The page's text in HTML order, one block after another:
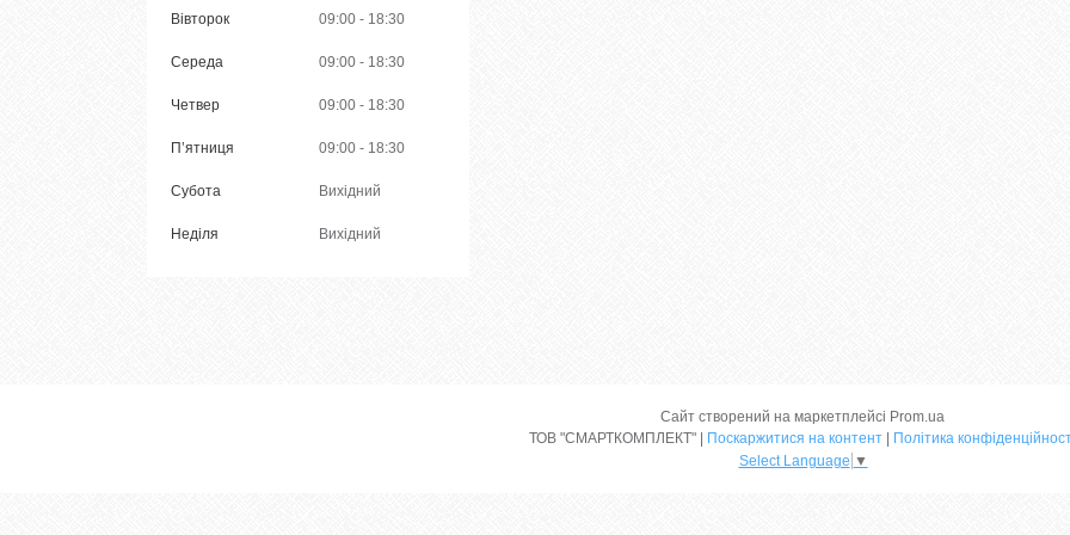
Вівторок 09:00 18:30
Середа 09:00 18:30
Четвер 09:00 18:30
Пʼятниця 09:00 18:30
Субота Вихідний
Неділя Вихідний
Сайт створений на маркетплейсі Prom.ua
ТОВ "СМАРТКОМПЛЕКТ" | Поскаржитися на контент | Політика
Select Language ▼